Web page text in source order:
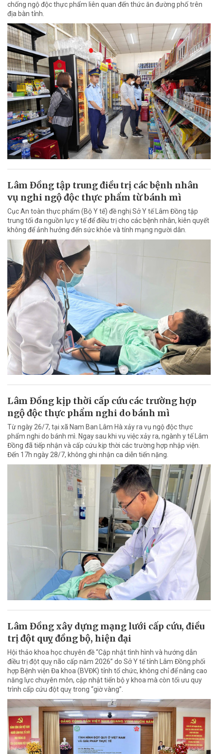
chống ngộ độc thực phẩm liên quan đến thức ăn đường phố trên
địa bàn tỉnh.
Lâm Đồng tập trung điều trị các bệnh nhân
vụ nghi ngộ độc thực phẩm từ bánh mì
Cục An toàn thực phẩm (Bộ Y tế) đề nghị Sở Y tế Lâm Đồng tập
trung tối đa nguồn lực y tế để điều trị cho các bệnh nhân, kiên quyết
không để ảnh hưởng đến sức khỏe và tính mạng người dân.
Lâm Đồng kịp thời cấp cứu các trường hợp
ngộ độc thực phẩm nghi do bánh mì
Từ ngày 26/7, tại xã Nam Ban Lâm Hà xảy ra vụ ngộ độc thực
phẩm nghi do bánh mì. Ngay sau khi vụ việc xảy ra, ngành y tế Lâm
Đồng đã tiếp nhận và cấp cứu kịp thời các trường hợp nhập viện.
Đến 17h ngày 28/7, không ghi nhận ca diễn tiến nặng.
Lâm Đồng xây dựng mạng lưới cấp cứu, điều
trị đột quỵ đồng bộ, hiện đại
Hội thảo khoa học chuyên đề “Cập nhật tình hình và hướng dẫn
điều trị đột quỵ não cấp năm 2026” do Sở Y tế tỉnh Lâm Đồng phối
hợp Bệnh viện Đa khoa (BVĐK) tỉnh tổ chức, không chỉ để nâng cao
năng lực chuyên môn, cập nhật tiến bộ y khoa mà còn tối ưu quy
trình cấp cứu đột quỵ trong “giờ vàng”.